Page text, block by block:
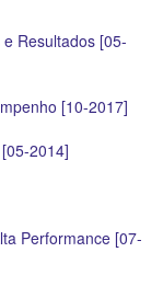
Resultados [05-
[10-2017]
2014]
Performance [07-